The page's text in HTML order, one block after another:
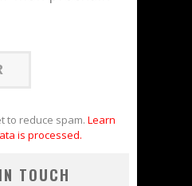
to reduce spam. Learn
is processed.
TOUCH